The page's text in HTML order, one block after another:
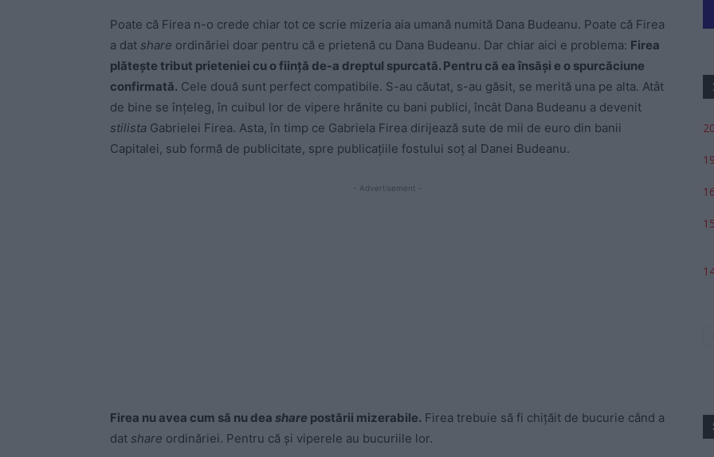
Poate că Firea n-o crede chiar tot ce scrie mizeria aia umană numită Dana Budeanu. Poate că Firea
a dat share ordinăriei doar pentru că e prietenă cu Dana Budeanu. Dar chiar aici e problema: Firea
plătește tribut prieteniei cu o ființă de-a dreptul spurcată. Pentru că ea însăși e o spurcăciune
confirmată. Cele două sunt perfect compatibile. S-au căutat, s-au găsit, se merită una pe alta. Atât
de bine se înțeleg, în cuibul lor de vipere hrănite cu bani publici, încât Dana Budeanu a devenit
stilista Gabrielei Firea. Asta, în timp ce Gabriela Firea dirijează sute de mii de euro din banii
Capitalei, sub formă de publicitate, spre publicațiile fostului soț al Danei Budeanu.
- Advertisement -
Firea nu avea cum să nu dea share postării mizerabile. Firea trebuie să fi chițăit de bucurie când a
dat share ordinăriei. Pentru că și viperele au bucuriile lor.